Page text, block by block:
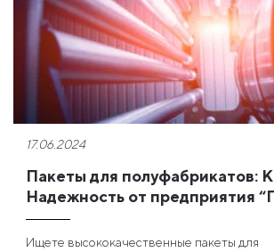
17.06.2024
Пакеты для полуфабрикатов:
Надежность от предприятия
Ищете высококачественные пакеты для